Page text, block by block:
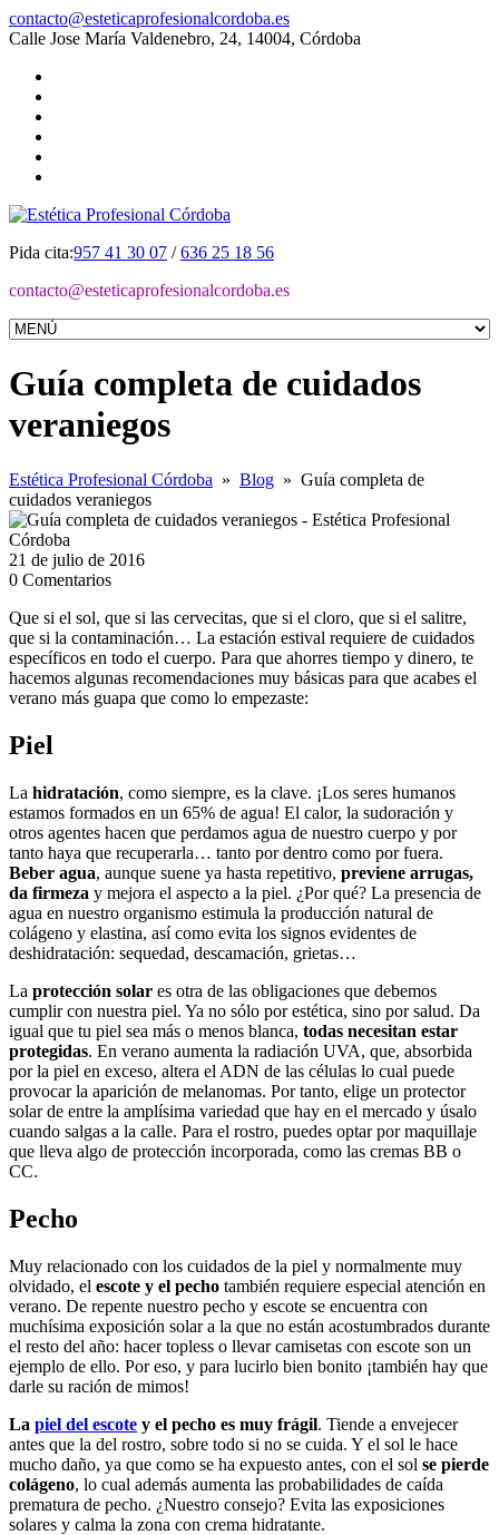
contacto@esteticaprofesionalcordoba.es
Calle Jose María Valdenebro, 24, 14004, Córdoba
Pida cita:957 41 30 07 /636 25 18 56
contacto@esteticaprofesionalcordoba.es
Guía completa de cuidados
veraniegos
Estética Profesional Córdoba » Blog » Guía completa de
cuidados veraniegos
21 de julio de 2016
0 Comentarios
Que si el sol, que si las cervecitas, que si el cloro, que si el salitre,
que si la contaminación… La estación estival requiere de cuidados
específicos en todo el cuerpo. Para que ahorres tiempo y dinero, te
hacemos algunas recomendaciones muy básicas para que acabes el
verano más guapa que como lo empezaste:
Piel
La hidratación, como siempre, es la clave. ¡Los seres humanos
estamos formados en un 65% de agua! El calor, la sudoración y
otros agentes hacen que perdamos agua de nuestro cuerpo y por
tanto haya que recuperarla… tanto por dentro como por fuera.
Beber agua, aunque suene ya hasta repetitivo, previene arrugas,
da firmeza y mejora el aspecto a la piel. ¿Por qué? La presencia de
agua en nuestro organismo estimula la producción natural de
colágeno y elastina, así como evita los signos evidentes de
deshidratación: sequedad, descamación, grietas…
La protección solar es otra de las obligaciones que debemos
cumplir con nuestra piel. Ya no sólo por estética, sino por salud. Da
igual que tu piel sea más o menos blanca, todas necesitan estar
protegidas. En verano aumenta la radiación UVA, que, absorbida
por la piel en exceso, altera el ADN de las células lo cual puede
provocar la aparición de melanomas. Por tanto, elige un protector
solar de entre la amplísima variedad que hay en el mercado y úsalo
cuando salgas a la calle. Para el rostro, puedes optar por maquillaje
que lleva algo de protección incorporada, como las cremas BB o
CC.
Pecho
Muy relacionado con los cuidados de la piel y normalmente muy
olvidado, el escote y el pecho también requiere especial atención en
verano. De repente nuestro pecho y escote se encuentra con
muchísima exposición solar a la que no están acostumbrados durante
el resto del año: hacer topless o llevar camisetas con escote son un
ejemplo de ello. Por eso, y para lucirlo bien bonito ¡también hay que
darle su ración de mimos!
La piel del escote y el pecho es muy frágil. Tiende a envejecer
antes que la del rostro, sobre todo si no se cuida. Y el sol le hace
mucho daño, ya que como se ha expuesto antes, con el sol se pierde
colágeno, lo cual además aumenta las probabilidades de caída
prematura de pecho. ¿Nuestro consejo? Evita las exposiciones
solares y calma la zona con crema hidratante.